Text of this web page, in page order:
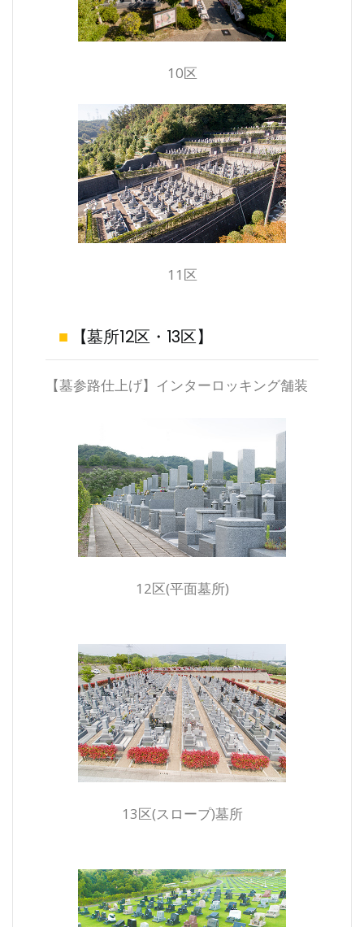
10区
11区
■ 【墓所12区・13区】
【墓参路仕上げ】インターロッキング舗装
12区(平面墓所)
13区(スロープ)墓所